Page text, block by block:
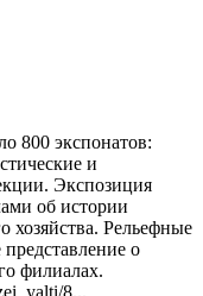
800 экспонатов:
и
Экспозиция
об истории
хозяйства. Рельефные
о
филиалах.
8...